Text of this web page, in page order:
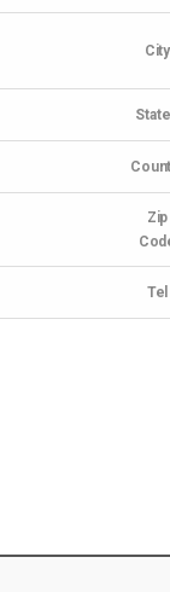
City
Zip
Tel